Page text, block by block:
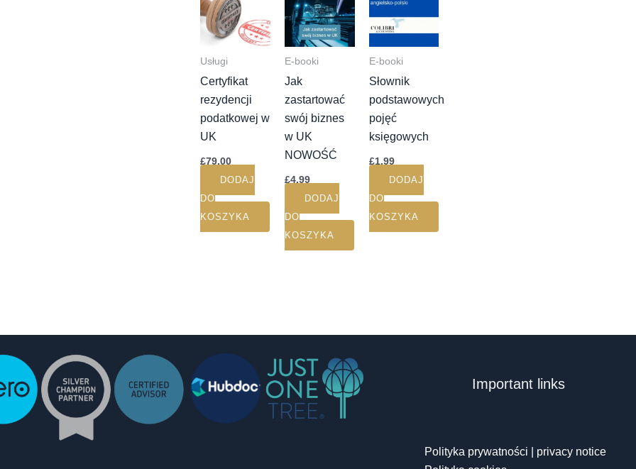
Usługi
Certyfikat
rezydencji
podatkowej w
UK
£79.00
DODAJ
DO
KOSZYKA
E-booki
Jak
zastartować
swój biznes
w UK
NOWOŚĆ
£4.99
DODAJ
DO
KOSZYKA
E-booki
Słownik
podstawowych
pojęć
księgowych
£1.99
DODAJ
DO
KOSZYKA
Important links
Polityka prywatności | privacy notice